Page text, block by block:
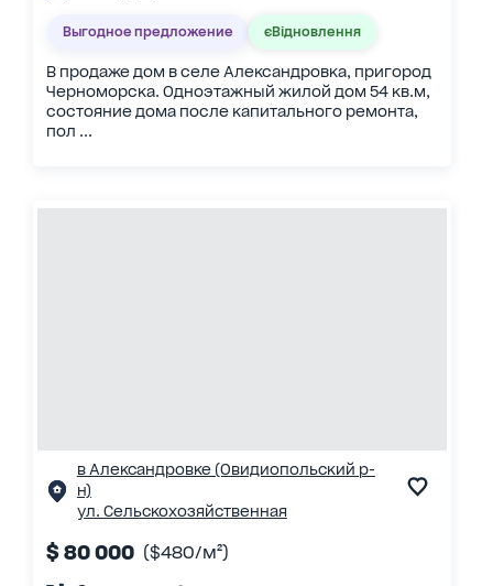
Выгодное предложение єВідновлення
В продаже дом в селе Александровка, пригород
Черноморска. Одноэтажный жилой дом 54 кв.м,
состояние дома после капитального ремонта,
пол ...
в Александровке (Овидиопольский р-
н)
ул. Сельскохозяйственная
$ 80 000 ($480/м²)